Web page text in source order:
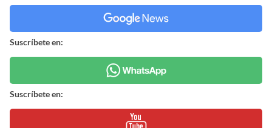
Suscríbete en:
Suscríbete en: